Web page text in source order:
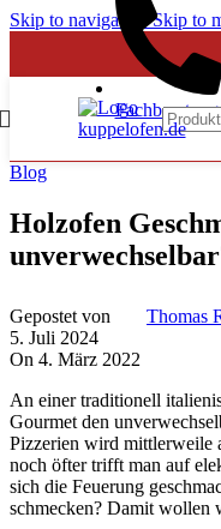
Skip to navigationSkip to
Fachberatung
Blog
Holzofen
Gepostet von
Thomas
5. Juli 2024
On 4. März 2022
An einer traditionell
Gourmet den
Pizzerien wird mittlerweile
noch öfter trifft man auf
sich die Feuerung
schmecken? Damit wollen